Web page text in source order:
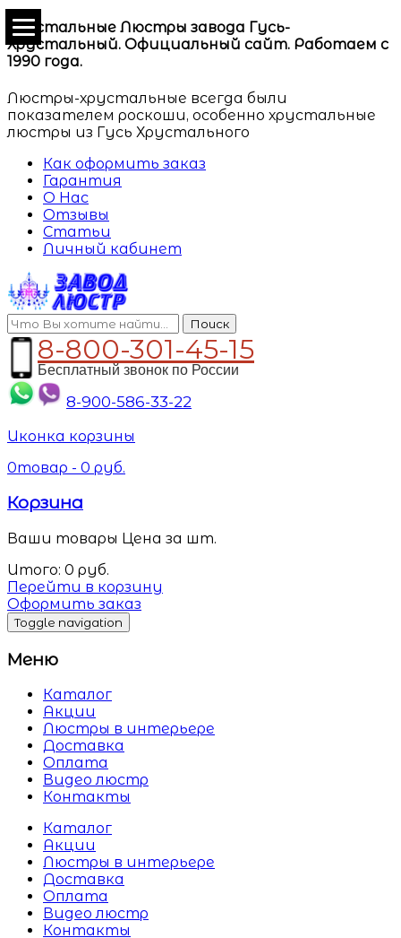
Хрустальные Люстры завода Гусь-
Хрустальный. Официальный сайт. Работаем с
1990 года.
Люстры-хрустальные всегда были
показателем роскоши, особенно хрустальные
люстры из Гусь Хрустального
Как оформить заказ
Гарантия
О Нас
Отзывы
Статьи
Личный кабинет
Поиск
8-800-301-45-15
Бесплатный звонок по России
8-900-586-33-22
Иконка корзины
0товар - 0 руб.
Корзина
Ваши товары Цена за шт.
Итого: 0 руб.
Перейти в корзину
Оформить заказ
Toggle navigation
Меню
Каталог
Акции
Люстры в интерьере
Доставка
Оплата
Видео люстр
Контакты
Каталог
Акции
Люстры в интерьере
Доставка
Оплата
Видео люстр
Контакты